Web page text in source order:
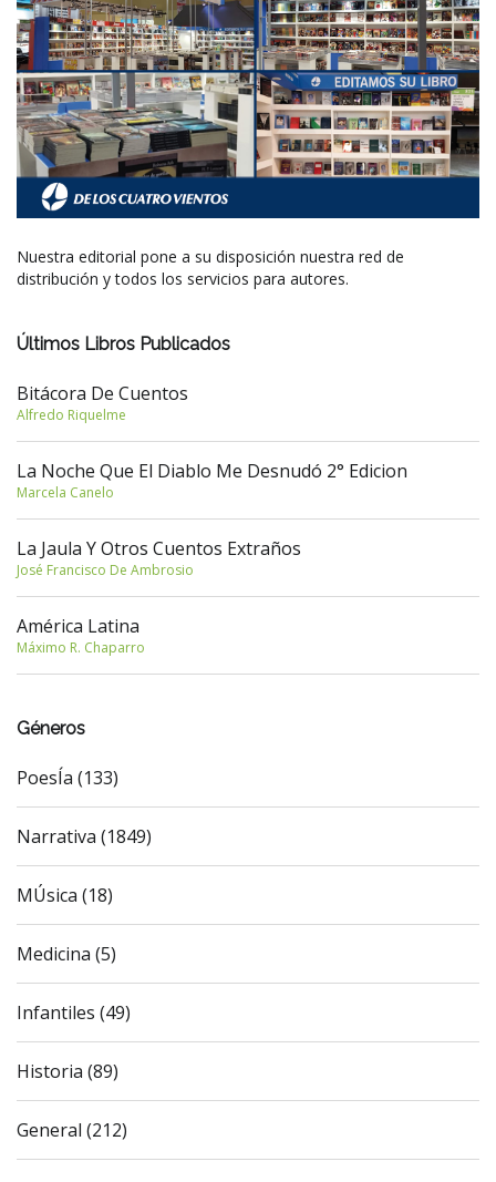
Nuestra editorial pone a su disposición nuestra red de
distribución y todos los servicios para autores.
Últimos Libros Publicados
Bitácora De Cuentos
Alfredo Riquelme
La Noche Que El Diablo Me Desnudó 2° Edicion
Marcela Canelo
La Jaula Y Otros Cuentos Extraños
José Francisco De Ambrosio
América Latina
Máximo R. Chaparro
Géneros
PoesÍa (133)
Narrativa (1849)
MÚsica (18)
Medicina (5)
Infantiles (49)
Historia (89)
General (212)